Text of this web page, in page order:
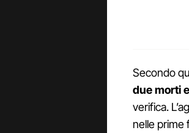
Secondo
due morti
verifica.
nelle prime